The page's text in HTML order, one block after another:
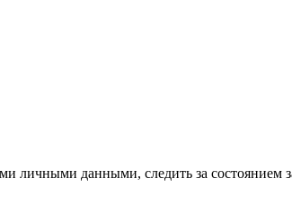
личными данными, следить за состоянием